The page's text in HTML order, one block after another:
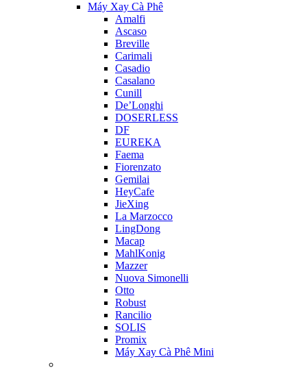
Máy Xay Cà Phê
Amalfi
Ascaso
Breville
Carimali
Casadio
Casalano
Cunill
De’Longhi
DOSERLESS
DF
EUREKA
Faema
Fiorenzato
Gemilai
HeyCafe
JieXing
La Marzocco
LingDong
Macap
MahlKonig
Mazzer
Nuova Simonelli
Otto
Robust
Rancilio
SOLIS
Promix
Máy Xay Cà Phê Mini